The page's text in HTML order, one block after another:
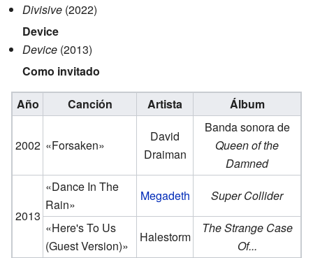
Divisive (2022)
Device
Device (2013)
Como invitado
Año Canción Artista Álbum
2002 «Forsaken»
David
Draiman
Banda sonora de
Queen of the
Damned
2013
«Dance In The
Rain»
Megadeth
Super Collider
«Here's To Us
(Guest Version)»
Halestorm
The Strange Case
Of...